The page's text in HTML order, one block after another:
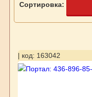
Сортировка:
| код: 163042